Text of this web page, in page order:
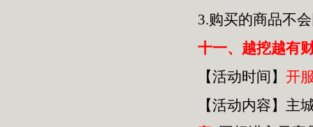
3.购买的商品不
十一、越挖越有
【活动时间】 开
【活动内容】主